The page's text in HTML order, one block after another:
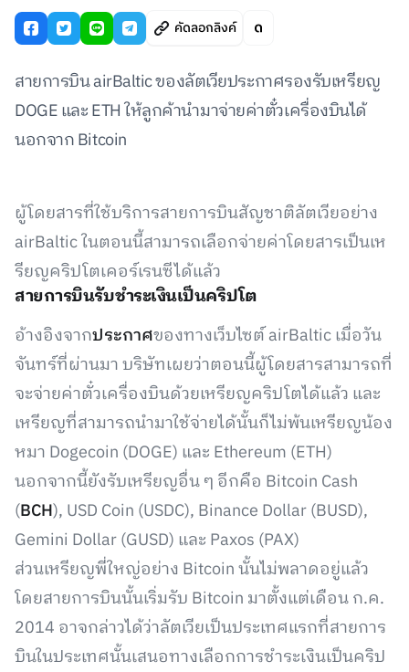
คัดลอกลิงค์
สายการบิน airBaltic ของลัตเวียประกาศรองรับเหรียญ
DOGE และ ETH ให้ลูกค้านำมาจ่ายค่าตั๋วเครื่องบินได้
นอกจาก Bitcoin
ผู้โดยสารที่ใช้บริการสายการบินสัญชาติลัตเวียอย่าง
airBaltic ในตอนนี้สามารถเลือกจ่ายค่าโดยสารเป็นเห
รียญคริปโตเคอร์เรนซีได้แล้ว
สายการบินรับชำระเงินเป็นคริปโต
อ้างอิงจากประกาศของทางเว็บไซต์ airBaltic เมื่อวัน
จันทร์ที่ผ่านมา บริษัทเผยว่าตอนนี้ผู้โดยสารสามารถที่
จะจ่ายค่าตั๋วเครื่องบินด้วยเหรียญคริปโตได้แล้ว และ
เหรียญที่สามารถนำมาใช้จ่ายได้นั้นก็ไม่พ้นเหรียญน้อง
หมา Dogecoin (DOGE) และ Ethereum (ETH)
นอกจากนี้ยังรับเหรียญอื่น ๆ อีกคือ Bitcoin Cash
(BCH), USD Coin (USDC), Binance Dollar (BUSD),
Gemini Dollar (GUSD) และ Paxos (PAX)
ส่วนเหรียญพี่ใหญ่อย่าง Bitcoin นั้นไม่พลาดอยู่แล้ว
โดยสายการบินนั้นเริ่มรับ Bitcoin มาตั้งแต่เดือน ก.ค.
2014 อาจกล่าวได้ว่าลัตเวียเป็นประเทศแรกที่สายการ
บินในประเทศนั้นเสนอทางเลือกการชำระเงินเป็นคริป